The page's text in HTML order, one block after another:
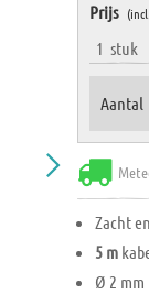
Prijs
1stuk
Aantal
Zacht
5 m
Ø 2 mm